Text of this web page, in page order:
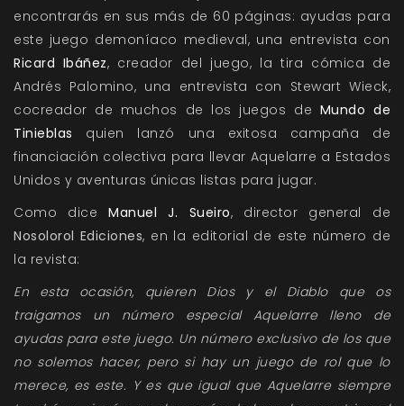
encontrarás en sus más de 60 páginas: ayudas para
este juego demoníaco medieval, una entrevista con
Ricard Ibáñez, creador del juego, la tira cómica de
Andrés Palomino, una entrevista con Stewart Wieck,
cocreador de muchos de los juegos de Mundo de
Tinieblas quien lanzó una exitosa campaña de
financiación colectiva para llevar Aquelarre a Estados
Unidos y aventuras únicas listas para jugar.
Como diceManuel J. Sueiro, director general de
Nosolorol Ediciones, en la editorial de este número de
la revista:
En esta ocasión, quieren Dios y el Diablo que os
traigamos un número especial Aquelarre lleno de
ayudas para este juego. Un número exclusivo de los que
no solemos hacer, pero si hay un juego de rol que lo
merece, es este. Y es que igual que Aquelarre siempre